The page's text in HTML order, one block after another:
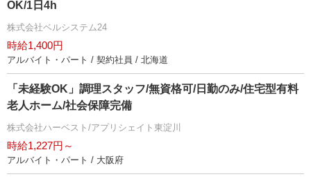
OK/1日4h
株式会社ベルシステム24
時給1,400円
アルバイト・パート / 契約社員 / 北海道
「未経験OK」調理スタッフ/無資格可/日勤のみ/住宅型有料
老人ホーム/社会保障完備
株式会社ハーベスト/アプリシェイト東淀川
時給1,227円～
アルバイト・パート / 大阪府